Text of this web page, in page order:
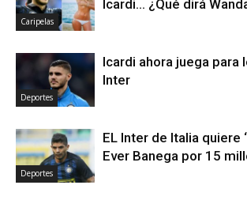
Caripelas
Icardi… ¿Qué dirá
Deportes
Icardi ahora juega para
Inter
Deportes
EL Inter de Italia quiere
Ever Banega por 15